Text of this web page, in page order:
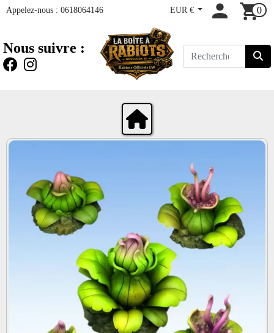
Appelez-nous : 0618064146 EUR € 0
Nous suivre :